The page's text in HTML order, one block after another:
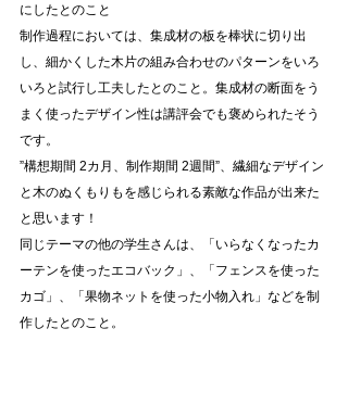
にしたとのこと
制作過程においては、集成材の板を棒状に切り出
し、細かくした木片の組み合わせのパターンをいろ
いろと試行し工夫したとのこと。集成材の断面をう
まく使ったデザイン性は講評会でも褒められたそう
です。
”構想期間 2カ月、制作期間 2週間”、繊細なデザイン
と木のぬくもりもを感じられる素敵な作品が出来た
と思います！
同じテーマの他の学生さんは、「いらなくなったカ
ーテンを使ったエコバック」、「フェンスを使った
カゴ」、「果物ネットを使った小物入れ」などを制
作したとのこと。